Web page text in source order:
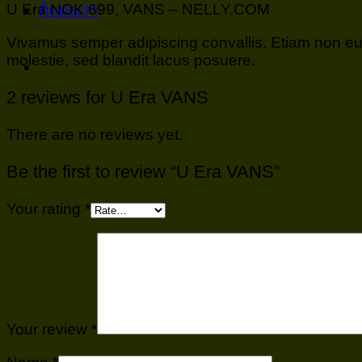
ติดต่อเรา
U Era NOK 699, VANS – NELLY.COM
Vivamus semper adipiscing convallis. Etiam non
molestie, sed blandit lacus posuere.
2 reviews for U Era VANS
There are no reviews yet.
Be the first to review “U Era VANS”
Your rating *
Your review *